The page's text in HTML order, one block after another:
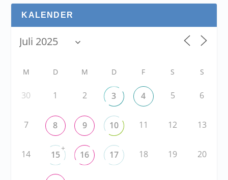
KALENDER
M D M D F S S
30 1 2 3 4 5 6
7 8 9 10 11 12 13
14 15
+
16 17 18 19 20